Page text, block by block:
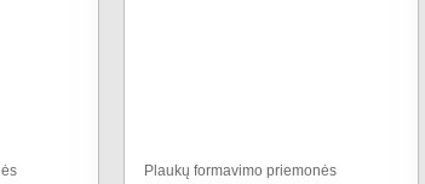
Plaukų formavimo priemonės